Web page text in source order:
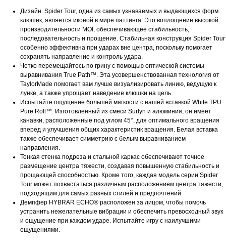
Дизайн. Spider Tour, одна из самых узнаваемых и выдающихся форм
клюшек, является иконой в мире паттинга. Это воплощение высокой
производительности MOI, обеспечивающее стабильность,
последовательность и прощение. Стабильная конструкция Spider Tour
особенно эффективна при ударах вне центра, поскольку помогает
сохранять направление и контроль удара.
Четко перемещайтесь по грину с помощью оптической системы
выравнивания True Path™. Эта усовершенствованная технология от
TaylorMade помогает вам лучше визуализировать линию, ведущую к
лунке, а также упрощает наведение клюшки на цель.
Испытайте ощущение большей мягкости с нашей вставкой White TPU
Pure Roll™. Изготовленный из смеси Surlyn и алюминия, он имеет
канавки, расположенные под углом 45°, для оптимального вращения
вперед и улучшения общих характеристик вращения. Белая вставка
также обеспечивает симметрию с белым выравниванием
направления.
Тонкая стенка подреза и стальной каркас обеспечивают точное
размещение центра тяжести, создавая повышенную стабильность и
прощающей способностью. Кроме того, каждая модель серии Spider
Tour может похвастаться различным расположением центра тяжести,
подходящим для самых разных стилей и предпочтений
Демпфер HYBRAR ECHO® расположен за лицом, чтобы помочь
устранить нежелательные вибрации и обеспечить превосходный звук
и ощущение при каждом ударе. Испытайте игру с наилучшими
ощущениями.